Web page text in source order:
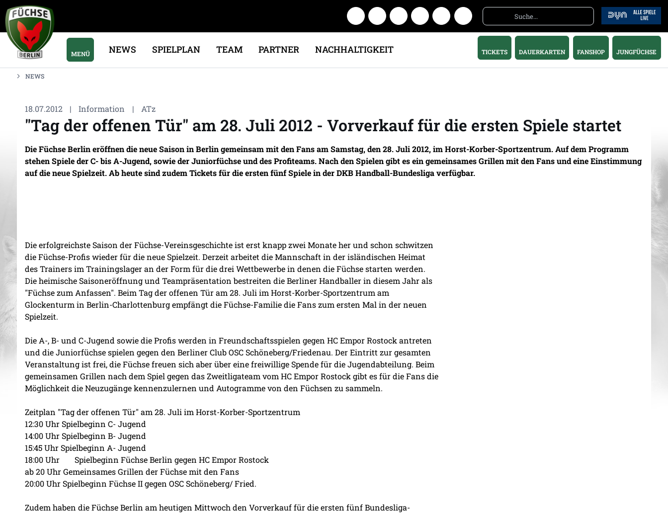
MENÜ NEWS SPIELPLAN TEAM PARTNER NACHHALTIGKEIT TICKETS DAUERKARTEN FANSHOP JUNGFÜCHSE
NEWS
18.07.2012 | Information | ATz
"Tag der offenen Tür" am 28. Juli 2012 - Vorverkauf für die ersten Spiele startet
Die Füchse Berlin eröffnen die neue Saison in Berlin gemeinsam mit den Fans am Samstag, den 28. Juli 2012, im Horst-Korber-Sportzentrum. Auf dem Programm
stehen Spiele der C- bis A-Jugend, sowie der Juniorfüchse und des Profiteams. Nach den Spielen gibt es ein gemeinsames Grillen mit den Fans und eine Einstimmung
auf die neue Spielzeit. Ab heute sind zudem Tickets für die ersten fünf Spiele in der DKB Handball-Bundesliga verfügbar.
Die erfolgreichste Saison der Füchse-Vereinsgeschichte ist erst knapp zwei Monate her und schon schwitzen
die Füchse-Profis wieder für die neue Spielzeit. Derzeit arbeitet die Mannschaft in der isländischen Heimat
des Trainers im Trainingslager an der Form für die drei Wettbewerbe in denen die Füchse starten werden.
Die heimische Saisoneröffnung und Teampräsentation bestreiten die Berliner Handballer in diesem Jahr als
"Füchse zum Anfassen". Beim Tag der offenen Tür am 28. Juli im Horst-Korber-Sportzentrum am
Glockenturm in Berlin-Charlottenburg empfängt die Füchse-Familie die Fans zum ersten Mal in der neuen
Spielzeit.
Die A-, B- und C-Jugend sowie die Profis werden in Freundschaftsspielen gegen HC Empor Rostock antreten
und die Juniorfüchse spielen gegen den Berliner Club OSC Schöneberg/Friedenau. Der Eintritt zur gesamten
Veranstaltung ist frei, die Füchse freuen sich aber über eine freiwillige Spende für die Jugendabteilung. Beim
gemeinsamen Grillen nach dem Spiel gegen das Zweitligateam vom HC Empor Rostock gibt es für die Fans die
Möglichkeit die Neuzugänge kennenzulernen und Autogramme von den Füchsen zu sammeln.
Zeitplan "Tag der offenen Tür" am 28. Juli im Horst-Korber-Sportzentrum
12:30 Uhr Spielbeginn C- Jugend
14:00 Uhr Spielbeginn B- Jugend
15:45 Uhr Spielbeginn A- Jugend
18:00 Uhr
	 Spielbeginn Füchse Berlin gegen HC Empor Rostock
ab 20 Uhr Gemeinsames Grillen der Füchse mit den Fans
20:00 Uhr Spielbeginn Füchse II gegen OSC Schöneberg/ Fried.
Zudem haben die Füchse Berlin am heutigen Mittwoch den Vorverkauf für die ersten fünf Bundesliga-